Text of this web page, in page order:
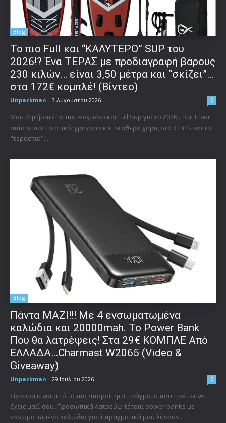
Blog
To πιο Full και “ΚΑΛΥΤΕΡΟ” SUP του
2026!? Ένα ΤΕΡΑΣ με προδιαγραφή βάρους
230 κιλών… είναι 3,50 μέτρα και “σκίζει”…
στα 172€ κομπλέ! (Βίντεο)
Unpackman - 3 Αυγούστου 2026 0
Μου Ζητήσατε το πιο Ψαγμένο και Full Sup για το 2026... Και Είναι
απίστευτα ποιοτικό, γρήγορο και σταθερό χάρις στα 3 Fin's και το
"τεράστιο"...
Blog
Πάντα ΜΑΖΙ!!! Με 4 ενσωματωμένα
καλώδια και 20000mah. Το Power Bank
Που θα λατρέψεις! Στα 29€ ΚΟΜΠΛΕ Από
ΕΛΛΑΔΑ…Charmast W2065 (Video &
Giveaway)
Unpackman - 29 Ιουλίου 2026 0
Σίγουρα είναι από τα πιο απαραίτητα πράγματα που πρέπει να
έχεις μαζί σου. Προσωπικά λατρεύω τέτοια power banks με
ενσωματωμένα καλώδια γιατί πραγματικά μου λύνουν...